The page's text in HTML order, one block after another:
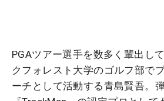
PGAツアー選手を数多く輩出し
クフォレスト大学のゴルフ部で
ーチとして活動する青島賢吾。